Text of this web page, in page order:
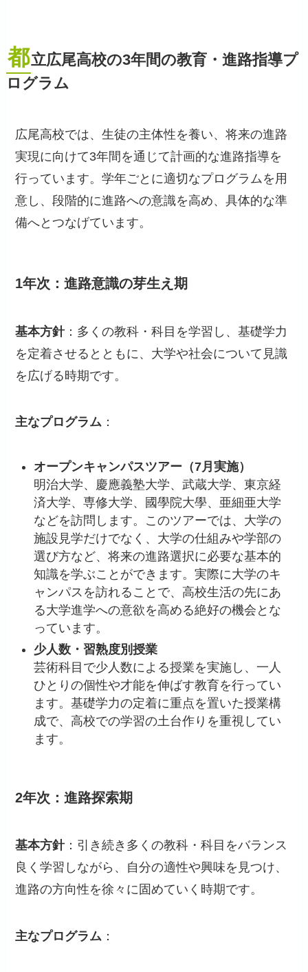
都立広尾高校の3年間の教育・進路指導プ
ログラム
広尾高校では、生徒の主体性を養い、将来の進路
実現に向けて3年間を通じて計画的な進路指導を
行っています。学年ごとに適切なプログラムを用
意し、段階的に進路への意識を高め、具体的な準
備へとつなげています。
1年次：進路意識の芽生え期
基本方針：多くの教科・科目を学習し、基礎学力
を定着させるとともに、大学や社会について見識
を広げる時期です。
主なプログラム ：
オープンキャンパスツアー（7月実施）
明治大学、慶應義塾大学、武蔵大学、東京経
済大学、専修大学、國學院大學、亜細亜大学
などを訪問します。このツアーでは、大学の
施設見学だけでなく、大学の仕組みや学部の
選び方など、将来の進路選択に必要な基本的
知識を学ぶことができます。実際に大学のキ
ャンパスを訪れることで、高校生活の先にあ
る大学進学への意欲を高める絶好の機会とな
っています。
少人数・習熟度別授業
芸術科目で少人数による授業を実施し、一人
ひとりの個性や才能を伸ばす教育を行ってい
ます。基礎学力の定着に重点を置いた授業構
成で、高校での学習の土台作りを重視してい
ます。
2年次：進路探索期
基本方針：引き続き多くの教科・科目をバランス
良く学習しながら、自分の適性や興味を見つけ、
進路の方向性を徐々に固めていく時期です。
主なプログラム ：